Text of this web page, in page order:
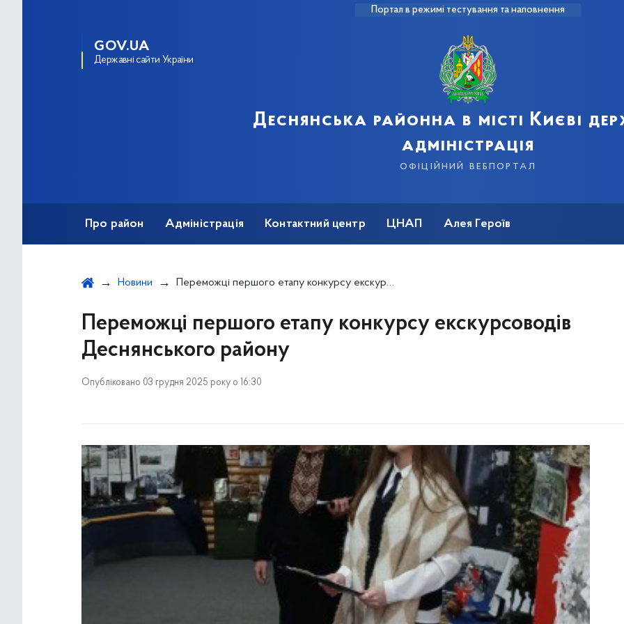
Портал в режимі тестування та наповнення
GOV.UA
Державні сайти України
Деснянська районна в місті Києві
адміністрація
офіційний вебпортал
Про район Адміністрація Контактний центр ЦНАП Алея Героїв
Новини Переможці першого етапу конкурсу екскурсоводів Деснянського району
Переможці першого етапу конкурсу екскурсоводів
Деснянського району
Опубліковано 03 грудня 2025 року о 16:30